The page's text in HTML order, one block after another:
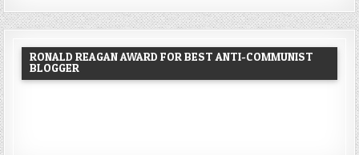
RONALD REAGAN AWARD FOR BEST ANTI-COMMUNIST
BLOGGER